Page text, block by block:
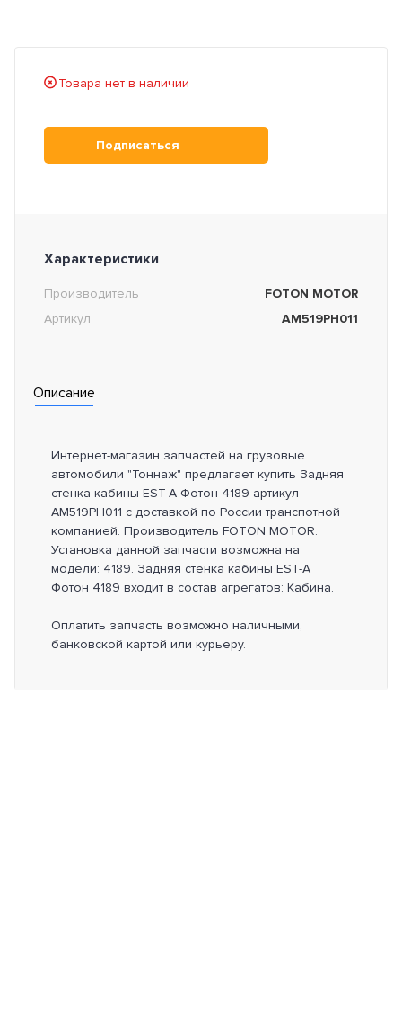
Товара нет в наличии
Подписаться
Характеристики
Производитель
FOTON MOTOR
Артикул
AM519PH011
Описание
Интернет-магазин запчастей на грузовые
автомобили "Тоннаж" предлагает купить Задняя
стенка кабины EST-A Фотон 4189 артикул
AM519PH011 с доставкой по России транспотной
компанией. Производитель FOTON MOTOR.
Установка данной запчасти возможна на
модели: 4189. Задняя стенка кабины EST-A
Фотон 4189 входит в состав агрегатов: Кабина.
Оплатить запчасть возможно наличными,
банковской картой или курьеру.